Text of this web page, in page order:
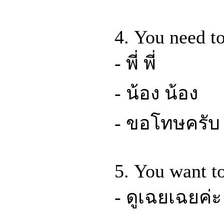
4. You need
- พี่ พี่
- น้อง น้อง
- ขอโทษครั
5. You want
- ดูเฉยเฉยค่ะ